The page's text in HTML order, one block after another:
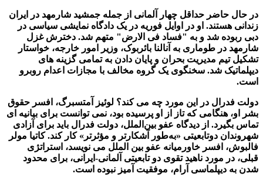
در حال حاضر حداقل چهار آلمانی از جمله جمشید شارمهد در ایران
زندانی هستند. او در اوایل فوریه در یک دادگاه نمایشی سیاسی در
دبی ربوده شد و به "فساد فی الارض" متهم شد. دخترش غزل
شارمهد در طوماری به آنالنا بائربوک، وزیر امور خارجه، خواستار
تشکیل تیم مدیریت بحران و پایان دادن به تمامی گزینه های
دیپلماتیک شد. سخنگوی یک گروه مخالف با مجازات اعدام روبرو
است.
دولت فدرال در این مورد چه می کند؟ لوئیز آمتسبرگ، افسر حقوق
بشر او، هنگامی که تاز از او پرسیده بود، نمی توانست برای بیانیه ای
تماس بگیرد. از دیدگاه عفو بین‌الملل، دولت فدرال باید برای آزادی
شهروندان دوتابعیتی «به‌طور آشکارتر و مؤثرتر» کار کند. کاتیا مولر
فالبوش، افسر خاورمیانه عفو بین الملل می نویسد، استراتژی
قبلی، در مورد ناهید تقوی دو تابعیتی آلمانی-ایرانی، برای محدود
شدن به دیپلماسی آرام، موفقیت آمیز نبوده است.